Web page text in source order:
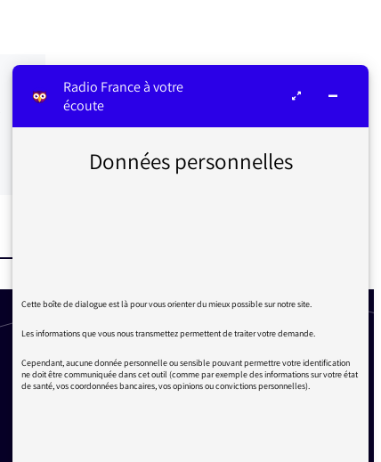
Radio France à votre
écoute
Données personnelles
Cette boîte de dialogue est là pour vous orienter du mieux possible sur notre site.
Les informations que vous nous transmettez permettent de traiter votre demande.
Cependant, aucune donnée personnelle ou sensible pouvant permettre votre identification
ne doit être communiquée dans cet outil (comme par exemple des informations sur votre état
de santé, vos coordonnées bancaires, vos opinions ou convictions personnelles).